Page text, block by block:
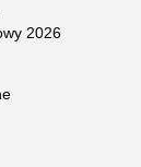
2026